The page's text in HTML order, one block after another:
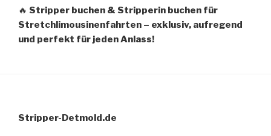
🔥 Stripper buchen & Stripperin buchen für
Stretchlimousinenfahrten – exklusiv, aufregend
und perfekt für jeden Anlass!
Stripper-Detmold.de